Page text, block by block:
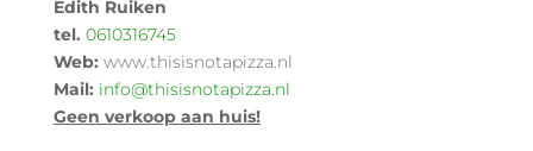
Edith Ruiken
tel. 0610316745
Web: www.thisisnotapizza.nl
Mail: info@thisisnotapizza.nl
Geen verkoop aan huis!